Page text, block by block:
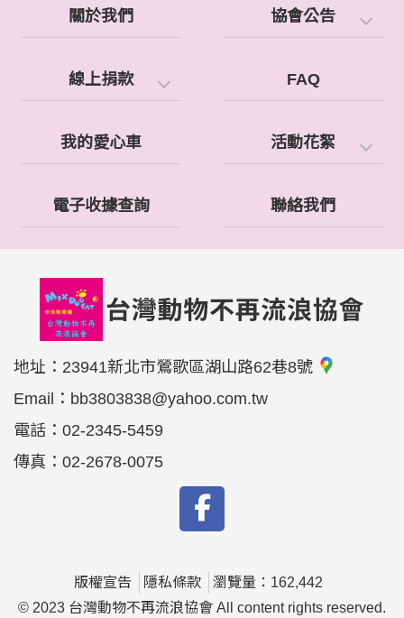
關於我們 協會公告
線上捐款 FAQ
我的愛心車 活動花絮
電子收據查詢 聯絡我們
地址： 23941新北市鶯歌區湖山路62巷8號
Email： bb3803838@yahoo.com.tw
電話： 02-2345-5459
傳真： 02-2678-0075
版權宣告 隱私條款
瀏覽量：162,442
© 2023 台灣動物不再流浪協會 All content rights reserved.